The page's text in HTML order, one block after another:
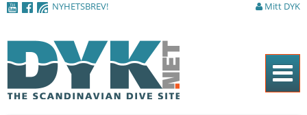
NYHETSBREV! Mitt DYK
Hem